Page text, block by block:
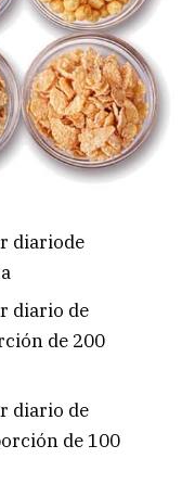
diariode
diario de
de 200
diario de
de 100